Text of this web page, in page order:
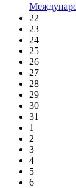
22
23
24
25
26
27
28
29
30
31
1
2
3
4
5
6